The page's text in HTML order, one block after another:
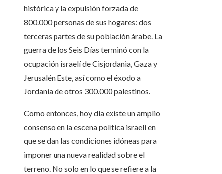
histórica y la expulsión forzada de
800.000 personas de sus hogares: dos
terceras partes de su población árabe. La
guerra de los Seis Días terminó con la
ocupación israelí de Cisjordania, Gaza y
Jerusalén Este, así como el éxodo a
Jordania de otros 300.000 palestinos.
Como entonces, hoy día existe un amplio
consenso en la escena política israelí en
que se dan las condiciones idóneas para
imponer una nueva realidad sobre el
terreno. No solo en lo que se refiere a la